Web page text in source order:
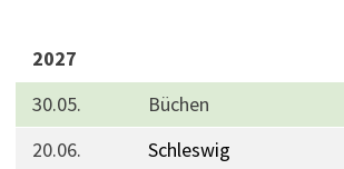
2027
30.05. Büchen
20.06. Schleswig